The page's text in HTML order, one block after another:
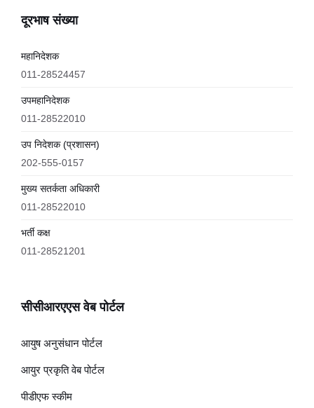
दूरभाष संख्या
महानिदेशक
011-28524457
उपमहानिदेशक
011-28522010
उप निदेशक (प्रशासन)
202-555-0157
मुख्य सतर्कता अधिकारी
011-28522010
भर्ती कक्ष
011-28521201
सीसीआरएएस वेब पोर्टल
आयुष अनुसंधान पोर्टल
आयुर प्रकृति वेब पोर्टल
पीडीएफ स्कीम